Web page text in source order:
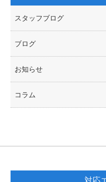
スタッフブログ
ブログ
お知らせ
コラム
対応